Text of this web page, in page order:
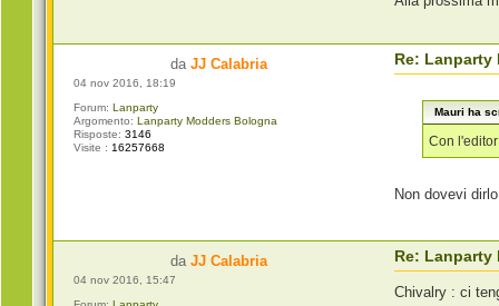
daJJ Calabria
04 nov 2016, 18:19
Forum: Lanparty
Argomento: Lanparty Modders Bologna
Risposte: 3146
Visite : 16257668
Re: Lanparty
Mauri ha
Con
Non dovevi
daJJ Calabria
04 nov 2016, 15:47
Re: Lanparty
Chivalry : ci